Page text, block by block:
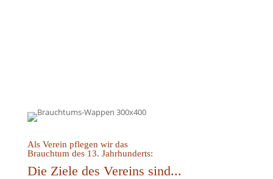
Als Verein pflegen wir das
Brauchtum des 13. Jahrhunderts:
Die Ziele des Vereins sind...